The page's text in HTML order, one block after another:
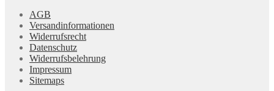
AGB
Versandinformationen
Widerrufsrecht
Datenschutz
Widerrufsbelehrung
Impressum
Sitemaps